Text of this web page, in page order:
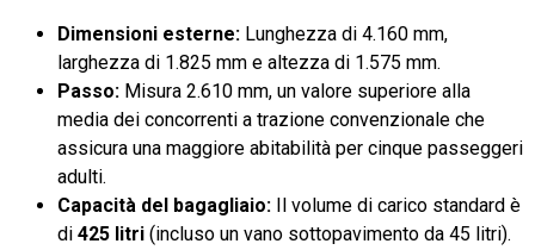
Dimensioni esterne: Lunghezza di 4.160 mm,
larghezza di 1.825 mm e altezza di 1.575 mm.
Passo: Misura 2.610 mm, un valore superiore alla
media dei concorrenti a trazione convenzionale che
assicura una maggiore abitabilità per cinque passeggeri
adulti.
Capacità del bagagliaio: Il volume di carico standard è
di 425 litri (incluso un vano sottopavimento da 45 litri).